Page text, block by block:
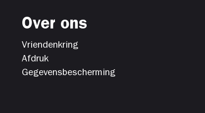
Over ons
Vriendenkring
Afdruk
Gegevensbescherming